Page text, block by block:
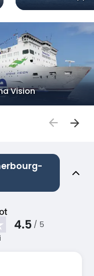
Vision
4.5 / 5